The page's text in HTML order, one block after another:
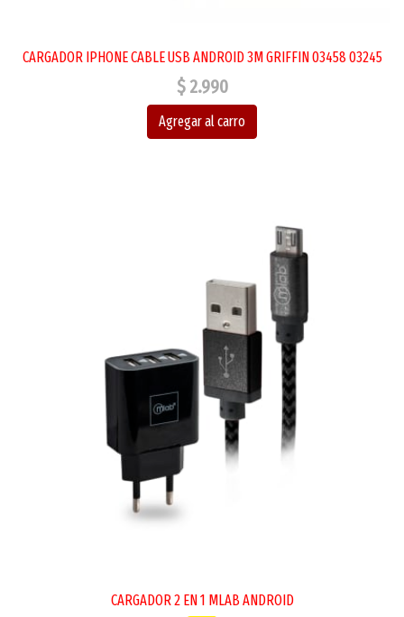
CARGADOR IPHONE CABLE USB ANDROID 3M GRIFFIN 03458 03245
$ 2.990
Agregar al carro
CARGADOR 2 EN 1 MLAB ANDROID